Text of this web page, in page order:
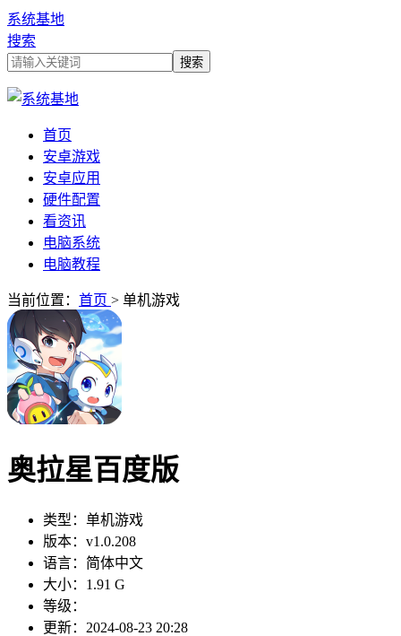
系统基地
搜索
首页
安卓游戏
安卓应用
硬件配置
看资讯
电脑系统
电脑教程
当前位置： 首页 > 单机游戏
奥拉星百度版
类型： 单机游戏
版本： v1.0.208
语言： 简体中文
大小： 1.91 G
等级：
更新： 2024-08-23 20:28